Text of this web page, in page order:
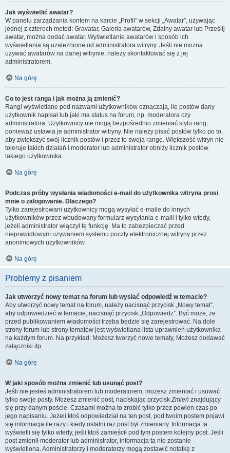
Jak wyświetlić awatar?
W panelu zarządzania kontem na karcie „Profil” w sekcji „Awatar”, używając
jednej z czterech metod: Gravatar, Galeria awatarów, Zdalny awatar lub Prześlij
awatar, można dodać awatar. Wyświetlanie awatarów i sposób ich
wyświetlania są uzależnione od administratora witryny. Jeśli nie można
używać awatarów na danej witrynie, należy skontaktować się z jej
administratorem.
Na górę
Co to jest ranga i jak można ją zmienić?
Rangi wyświetlane pod nazwami użytkowników oznaczają, ile postów dany
użytkownik napisał lub jaki ma status na forum, np. moderatora czy
administratora. Użytkownicy nie mogą bezpośrednio zmieniać stylu rang,
ponieważ ustawia je administrator witryny. Nie należy pisać postów tylko po to,
aby zwiększyć swój licznik postów i przez to swoją rangę. Większość witryn nie
toleruje takich działań i moderator lub administrator obniży licznik postów
takiego użytkownika.
Na górę
Podczas próby wysłania wiadomości e-mail do użytkownika witryna prosi
mnie o zalogowanie. Dlaczego?
Tylko zarejestrowani użytkownicy mogą wysyłać e-maile do innych
użytkowników przez wbudowany formularz wysyłania e-maili i tylko wtedy,
jeżeli administrator włączył tę funkcję. Ma to zabezpieczać przed
nieprawidłowym używaniem systemu poczty elektronicznej witryny przez
anonimowych użytkowników.
Na górę
Problemy z pisaniem
Jak utworzyć nowy temat na forum lub wysłać odpowiedź w temacie?
Aby utworzyć nowy temat na forum, należy nacisnąć przycisk „Nowy temat”,
aby odpowiedzieć w temacie, nacisnąć przycisk „Odpowiedz”. Być może, że
przed publikowaniem wiadomości trzeba będzie się zarejestrować. Na dole
strony forum lub strony tematów jest wyświetlana lista uprawnień użytkownika
na każdym forum. Na przykład: Możesz tworzyć nowe tematy, Możesz dodawać
załączniki itp.
Na górę
W jaki sposób można zmienić lub usunąć post?
Jeśli nie jesteś administratorem lub moderatorem, możesz zmieniać i usuwać
tylko swoje posty. Możesz zmienić post, naciskając przyciskZmień znajdujący
się przy danym poście. Czasami można to zrobić tylko przez pewien czas po
jego napisaniu. Jeżeli ktoś odpowiedział na ten post, pod twoim postem pojawi
się informacja ile razy i kiedy ostatni raz post był zmieniany. Informacja ta
wyświetli się tylko wtedy, jeśli ktoś zamieścił pod tym postem kolejny post. Jeśli
post zmienił moderator lub administrator, informacja ta nie zostanie
wyświetlona. Administratorzy i moderatorzy mogą zostawić notatkę z